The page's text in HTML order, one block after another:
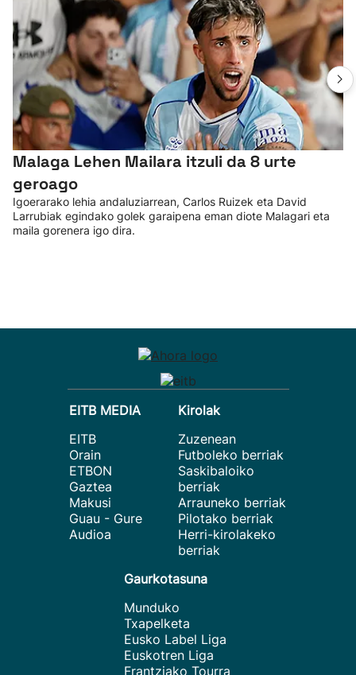
Malaga Lehen Mailara itzuli da 8 urte
geroago
Igoerarako lehia andaluziarrean, Carlos Ruizek eta David
Larrubiak egindako golek garaipena eman diote Malagari eta
maila gorenera igo dira.
EITB MEDIA
EITB
Orain
ETBON
Gaztea
Makusi
Guau - Gure
Audioa
Kirolak
Zuzenean
Futboleko berriak
Saskibaloiko
berriak
Arrauneko berriak
Pilotako berriak
Herri-kirolakeko
berriak
Gaurkotasuna
Munduko
Txapelketa
Eusko Label Liga
Euskotren Liga
Frantziako Tourra